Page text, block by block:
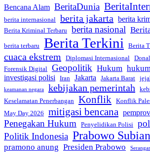
Bencana Alam BeritaDunia
berita internasional berita jakarta berita
Berita Kriminal Terbaru berita nasional
berita terbaru Berita Terkini Berita
cuaca ekstrem Diplomasi Internasional
Forensik Digital Geopolitik Hukum
investigasi polisi Iran Jakarta Jakarta Barat
keamanan negara
kebijakan pemerintah
Keselamatan Penerbangan Konflik Konflik
May Day 2026 mitigasi bencana
Penegakan Hukum Penyelidikan Polisi
Politik Indonesia Prabowo
pramono anung Presiden Prabowo